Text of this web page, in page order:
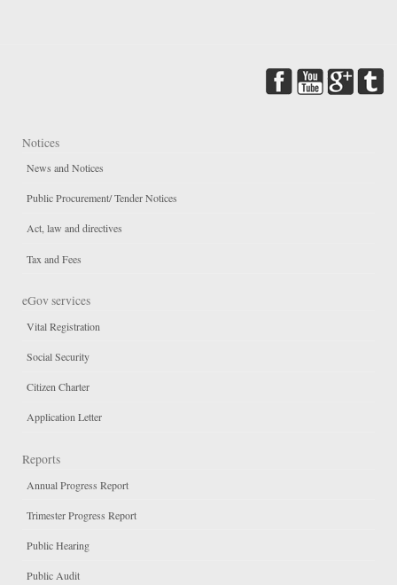
Notices
News and Notices
Public Procurement/ Tender Notices
Act, law and directives
Tax and Fees
eGov services
Vital Registration
Social Security
Citizen Charter
Application Letter
Reports
Annual Progress Report
Trimester Progress Report
Public Hearing
Public Audit